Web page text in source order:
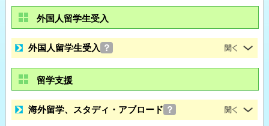
外国人留学生受入
外国人留学生受入 ？
留学支援
海外留学、スタディ・アブロード ？